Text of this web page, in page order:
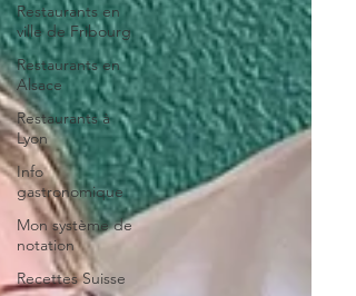
Restaurants en
ville de Fribourg
Restaurants en
Alsace
Restaurants à
Lyon
Info
gastronomique
Mon système de
notation
Recettes Suisse